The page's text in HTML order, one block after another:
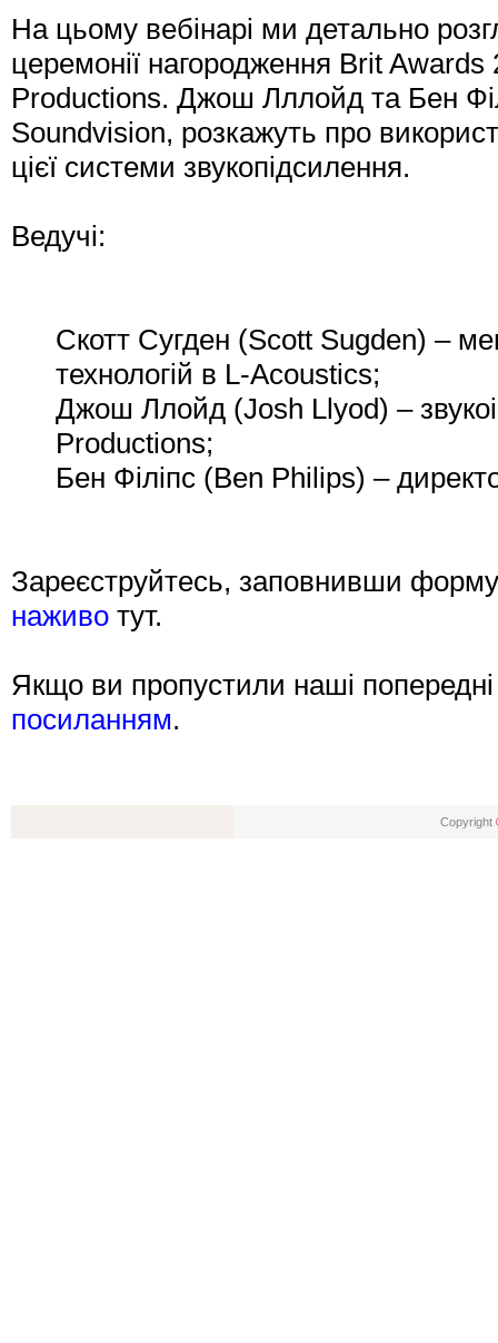
На цьому вебінарі ми детально
церемонії нагородження Brit
Productions. Джош Лллойд та Бен
Soundvision, розкажуть про
цієї системи звукопідсилення.
Ведучі:
Скотт Сугден (Scott Sugden) –
технологій в L-Acoustics;
Джош Ллойд (Josh Llyod) –
Productions;
Бен Філіпс (Ben Philips) –
Зареєструйтесь, заповнивши
наживо тут.
Якщо ви пропустили наші
посиланням.
Copyright